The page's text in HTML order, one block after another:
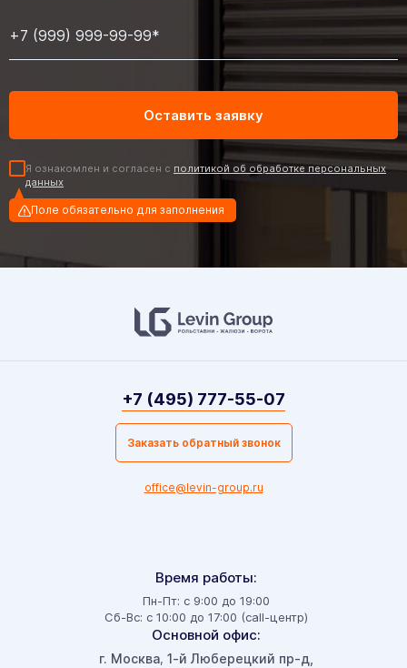
Я ознакомлен и согласен с политикой об обработке персональных
данных
Поле обязательно для заполнения
Время работы:
Пн-Пт: с 9:00 до 19:00
Сб-Вс: с 10:00 до 17:00 (call-центр)
Основной офис:
г. Москва, 1-й Люберецкий пр-д,
+7 (495) 777-55-07
Заказать обратный звонок
office@levin-group.ru